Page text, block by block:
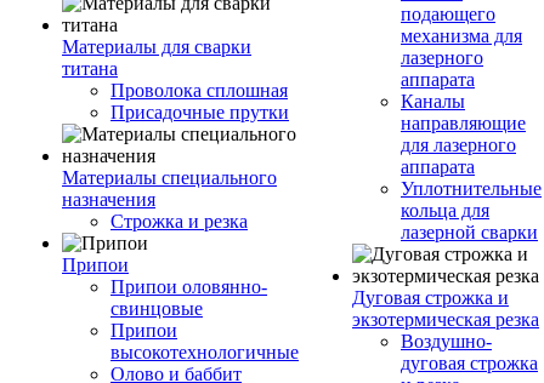
Материалы для сварки
титана
Проволока сплошная
Присадочные прутки
Материалы специального
назначения
Строжка и резка
Припои
Припои оловянно-
свинцовые
Припои
высокотехнологичные
Олово и баббит
подающего
механизма для
лазерного
аппарата
Каналы
направляющие
для лазерного
аппарата
Уплотнительные
кольца для
лазерной сварки
Дуговая строжка и
экзотермическая резка
Воздушно-
дуговая строжка